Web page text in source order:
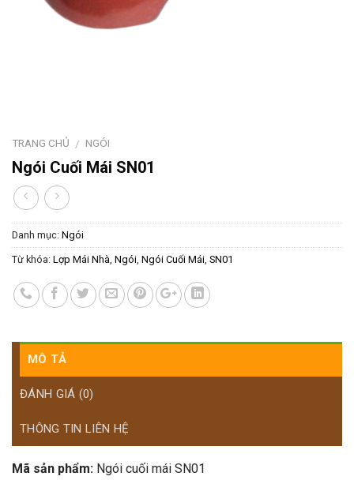
TRANG CHỦ / NGÓI
Ngói Cuối Mái SN01
Danh mục: Ngói
Từ khóa: Lợp Mái Nhà, Ngói, Ngói Cuối Mái, SN01
MÔ TẢ
ĐÁNH GIÁ (0)
THÔNG TIN LIÊN HỆ
Mã sản phẩm: Ngói cuối mái SN01